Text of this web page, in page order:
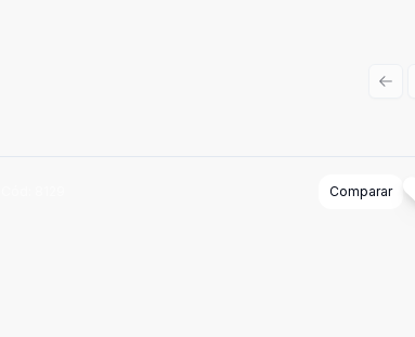
Comparar